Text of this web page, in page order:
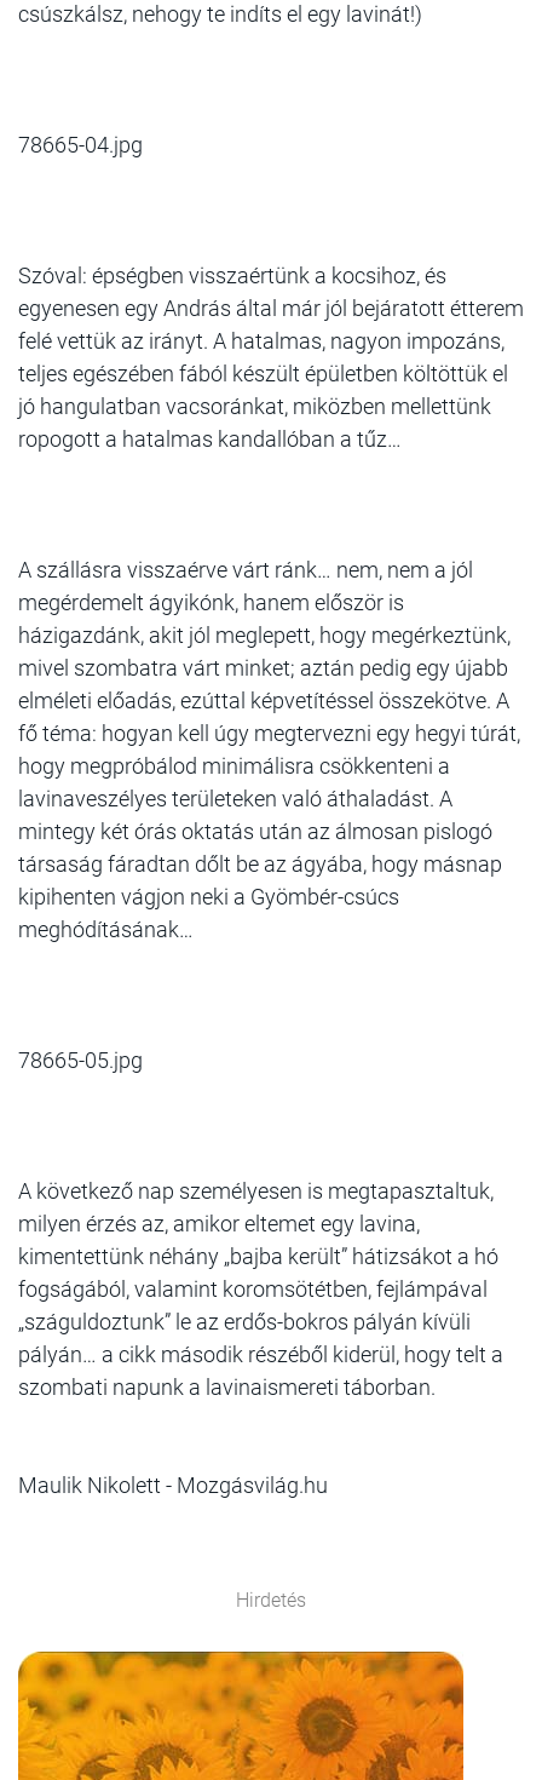
csúszkálsz, nehogy te indíts el egy lavinát!)
78665-04.jpg
Szóval: épségben visszaértünk a kocsihoz, és
egyenesen egy András által már jól bejáratott étterem
felé vettük az irányt. A hatalmas, nagyon impozáns,
teljes egészében fából készült épületben költöttük el
jó hangulatban vacsoránkat, miközben mellettünk
ropogott a hatalmas kandallóban a tűz…
A szállásra visszaérve várt ránk… nem, nem a jól
megérdemelt ágyikónk, hanem először is
házigazdánk, akit jól meglepett, hogy megérkeztünk,
mivel szombatra várt minket; aztán pedig egy újabb
elméleti előadás, ezúttal képvetítéssel összekötve. A
fő téma: hogyan kell úgy megtervezni egy hegyi túrát,
hogy megpróbálod minimálisra csökkenteni a
lavinaveszélyes területeken való áthaladást. A
mintegy két órás oktatás után az álmosan pislogó
társaság fáradtan dőlt be az ágyába, hogy másnap
kipihenten vágjon neki a Gyömbér-csúcs
meghódításának…
78665-05.jpg
A következő nap személyesen is megtapasztaltuk,
milyen érzés az, amikor eltemet egy lavina,
kimentettünk néhány „bajba került” hátizsákot a hó
fogságából, valamint koromsötétben, fejlámpával
„száguldoztunk” le az erdős-bokros pályán kívüli
pályán… a cikk második részéből kiderül, hogy telt a
szombati napunk a lavinaismereti táborban.
Maulik Nikolett - Mozgásvilág.hu
Hirdetés